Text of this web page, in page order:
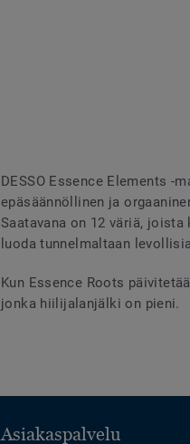
DESSO Essence Elements
epäsäännöllinen ja
Saatavana on 12 väriä,
luoda tunnelmaltaan
Kun Essence Roots
jonka hiilijalanjälki on pieni.
Asiakaspalvelu